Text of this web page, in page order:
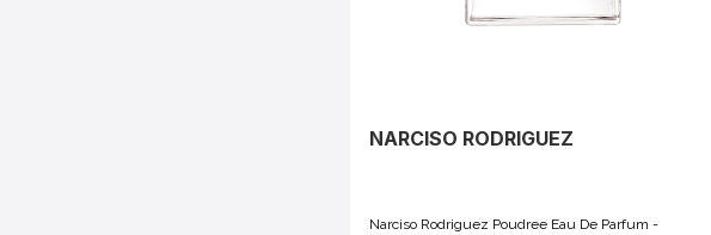
NARCISO RODRIGUEZ
Narciso Rodriguez Poudree Eau De Parfum -